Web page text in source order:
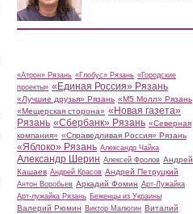
«Атрон» Рязань «Глобус» Рязань «Городские
проекты» «Единая Россия» Рязань
«Лучшие друзья» Рязань «М5 Молл» Рязань
«Мещерская сторона» «Новая газета»
Рязань «Сбербанк» Рязань «Северная
компания» «Справедливая Россия» Рязань
«Яблоко» Рязань Александр Чайка
Александр Шерин Алексей Фролов Андрей
Кашаев Андрей Красов Андрей Петруцкий
Антон Воробьев Аркадий Фомин Арт-Лужайка
Арт-лужайка Рязань Беженцы из Украины
Валерий Рюмин Виктор Малюгин Виталий